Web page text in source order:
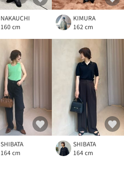
NAKAUCHI
160 cm
KIMURA
162 cm
SHIBATA
164 cm
SHIBATA
164 cm